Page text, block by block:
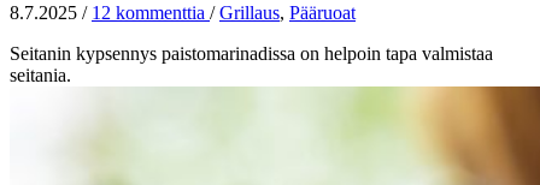
8.7.2025 / 12 kommenttia / Grillaus, Pääruoat
Seitanin kypsennys paistomarinadissa on helpoin tapa valmistaa
seitania.